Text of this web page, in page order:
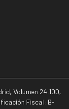
Volumen 24.100,
Fiscal: B-